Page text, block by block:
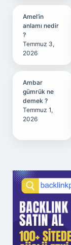
Amel’in
anlamı nedir
?
Temmuz 3,
2026
Ambar
gümrük ne
demek ?
Temmuz 1,
2026